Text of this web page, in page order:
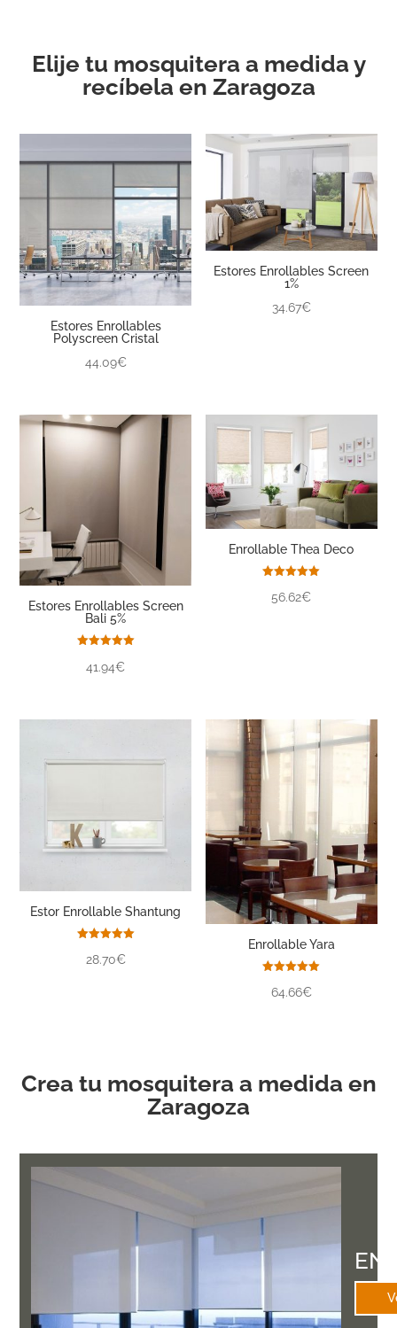
Elije tu mosquitera a medida y
recíbela en Zaragoza
Estores Enrollables
Polyscreen Cristal
44.09€
Estores Enrollables Screen
1%
34.67€
Estores Enrollables Screen
Bali 5%
con
41.94€
Enrollable Thea Deco
con
56.62€
Estor Enrollable Shantung
con
28.70€
Enrollable Yara
con
64.66€
Crea tu mosquitera a medida en
Zaragoza